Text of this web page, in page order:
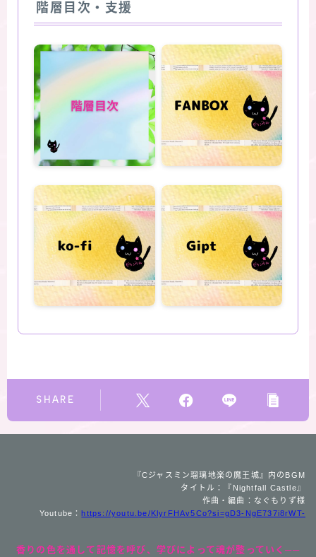
階層目次・支援
SHARE
『Cジャスミン瑠璃地楽の魔王城』内のBGM
タイトル：『Nightfall Castle』
作曲・編曲：なぐもりず様
Youtube：https://youtu.be/KlyrFHAv5Co?si=gD3-NgE737i8rWT-
香りの色を通して記憶を呼び、学びによって魂が整っていく──